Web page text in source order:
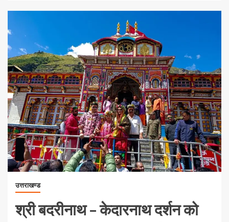
उत्तराखण्ड
श्री बदरीनाथ – केदारनाथ दर्शन को